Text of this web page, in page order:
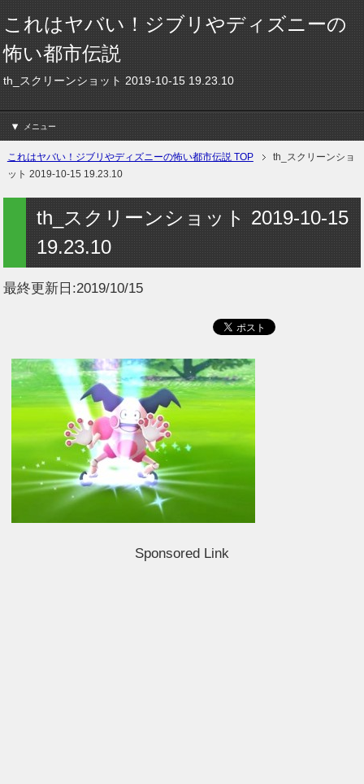
これはヤバい！ジブリやディズニーの
怖い都市伝説
th_スクリーンショット 2019-10-15 19.23.10
メニュー
これはヤバい！ジブリやディズニーの怖い都市伝説 TOP
th_スクリーンショ
ット 2019-10-15 19.23.10
th_スクリーンショット 2019-10-15
19.23.10
最終更新日:2019/10/15
Sponsored Link